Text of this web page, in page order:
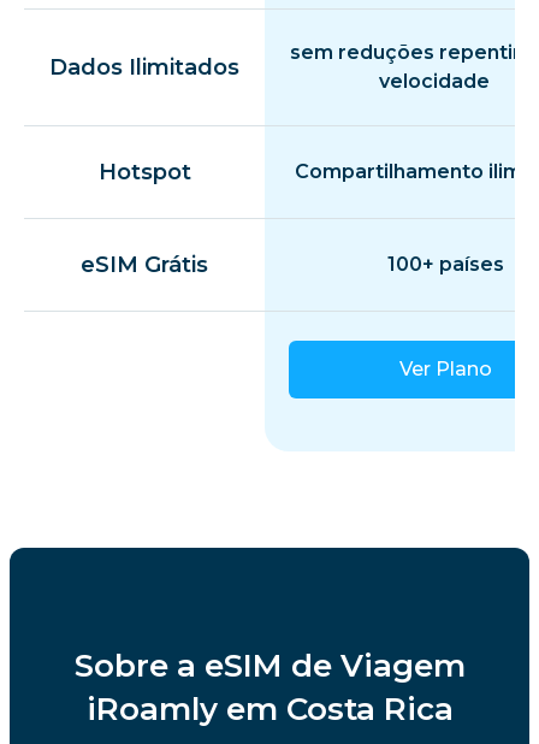
Dados Ilimitados
sem reduções
velocidade
Hotspot Compartilhamento
eSIM Grátis 100+ países
Ver Plano
Sobre a eSIM de Viagem
iRoamly em Costa Rica